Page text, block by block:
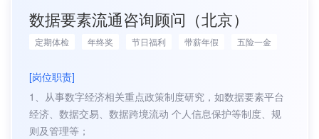
数据要素流通咨询顾问（北京）
定期体检 年终奖 节日福利 带薪年假 五险一金
[岗位职责]
1、从事数字经济相关重点政策制度研究，如数据要素平台
经济、数据交易、数据跨境流动 个人信息保护等制度、规
则及管理等；